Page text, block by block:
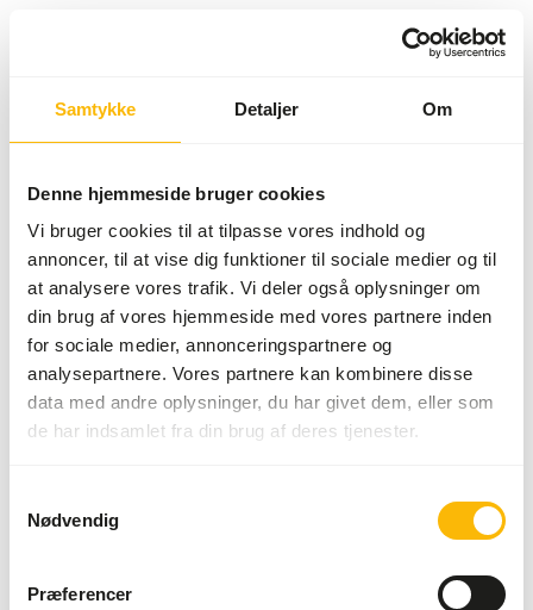
Samtykke Detaljer Om
Denne hjemmeside bruger cookies
Vi bruger cookies til at tilpasse vores indhold og
annoncer, til at vise dig funktioner til sociale medier og til
at analysere vores trafik. Vi deler også oplysninger om
din brug af vores hjemmeside med vores partnere inden
for sociale medier, annonceringspartnere og
analysepartnere. Vores partnere kan kombinere disse
data med andre oplysninger, du har givet dem, eller som
de har indsamlet fra din brug af deres tjenester.
Nødvendig
Præferencer
Something went wrong!